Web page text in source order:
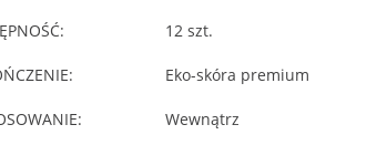
12 szt.
Eko-skóra premium
Wewnątrz